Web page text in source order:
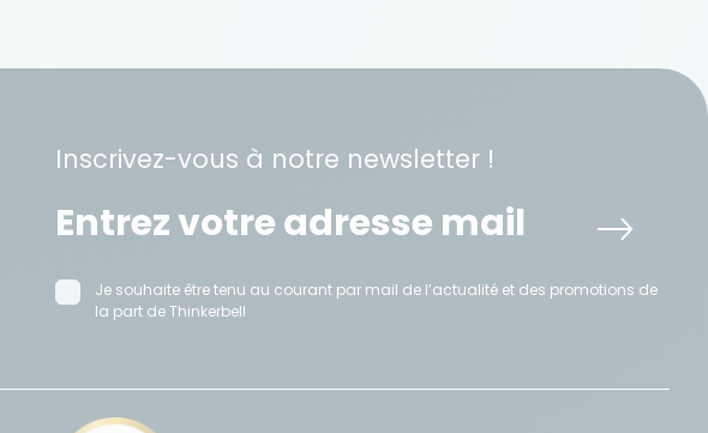
Inscrivez-vous à notre newsletter !
Je souhaite être tenu au courant par mail de l’actualité et des promotions de
la part de Thinkerbell